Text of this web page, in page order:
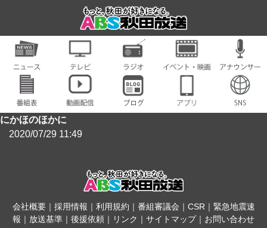
にかほのほかに
2020/07/29 11:49
会社概要｜ 採用情報 ｜ 利用規約 ｜ 番組審議会 ｜ CSR｜ 緊急地震速
報 ｜ 放送基準 ｜ 後援依頼 ｜ リンク ｜ サイトマップ｜ お問い合わせ